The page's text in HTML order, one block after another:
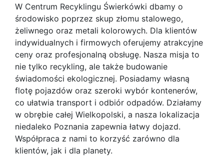
W Centrum Recyklingu Świerkówki dbamy o
środowisko poprzez skup złomu stalowego,
żeliwnego oraz metali kolorowych. Dla klientów
indywidualnych i firmowych oferujemy atrakcyjne
ceny oraz profesjonalną obsługę. Nasza misja to
nie tylko recykling, ale także budowanie
świadomości ekologicznej. Posiadamy własną
flotę pojazdów oraz szeroki wybór kontenerów,
co ułatwia transport i odbiór odpadów. Działamy
w obrębie całej Wielkopolski, a nasza lokalizacja
niedaleko Poznania zapewnia łatwy dojazd.
Współpraca z nami to korzyść zarówno dla
klientów, jak i dla planety.